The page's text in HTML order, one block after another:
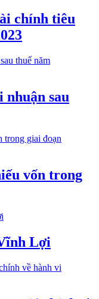
chính tiêu
sau
vốn trong
Lợi